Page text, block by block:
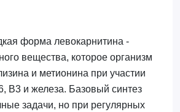
форма левокарнитина -
вещества, которое организм
и метионина при участии
В3 и железа. Базовый синтез
задачи, но при регулярных